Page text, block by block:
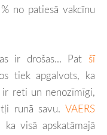
no patiesā vakcīnu
ir drošas... Pat šī
tiek apgalvots, ka
ir reti un nenozīmīgi,
runā savu. VAERS
visā apskatāmajā